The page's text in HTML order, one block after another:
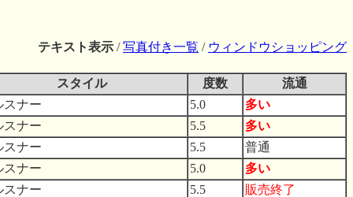
テキスト表示 /写真付き一覧 / ウィンドウショッピング
スタイル 度数
流通
スナー
5.0
多い
スナー
5.5
多い
スナー
5.5
普通
スナー
5.0
多い
スナー
5.5
販売終了